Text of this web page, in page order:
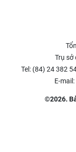
Trụ sở
Tel: (84) 24 382
E-mail:
©2026.